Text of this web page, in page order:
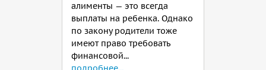
алименты — это всегда
выплаты на ребенка. Однако
по закону родители тоже
имеют право требовать
финансовой...